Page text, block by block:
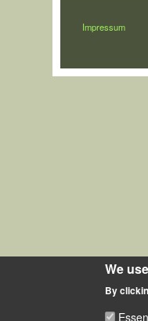
LÁBLÉC
Impressum
We
By